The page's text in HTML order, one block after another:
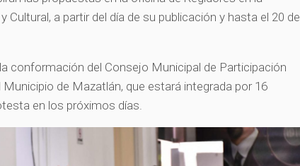
Cultural, a partir del día de su publicación y hasta el 20 de
conformación del Consejo Municipal de Participación
Municipio de Mazatlán, que estará integrada por 16
en los próximos días.